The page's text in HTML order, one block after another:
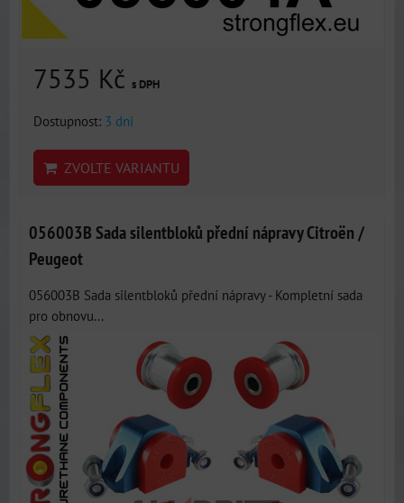
7535 Kč s DPH
Dostupnost: 3 dni
ZVOLTE VARIANTU
056003B Sada silentbloků přední nápravy Citroën /
Peugeot
056003B Sada silentbloků přední nápravy - Kompletní sada
pro obnovu...